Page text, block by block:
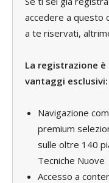
accedere a questo
a te riservati,
La registrazione
vantaggi esclusivi:
Navigazione
premium
sulle oltre 140
Tecniche Nuove
Accesso a